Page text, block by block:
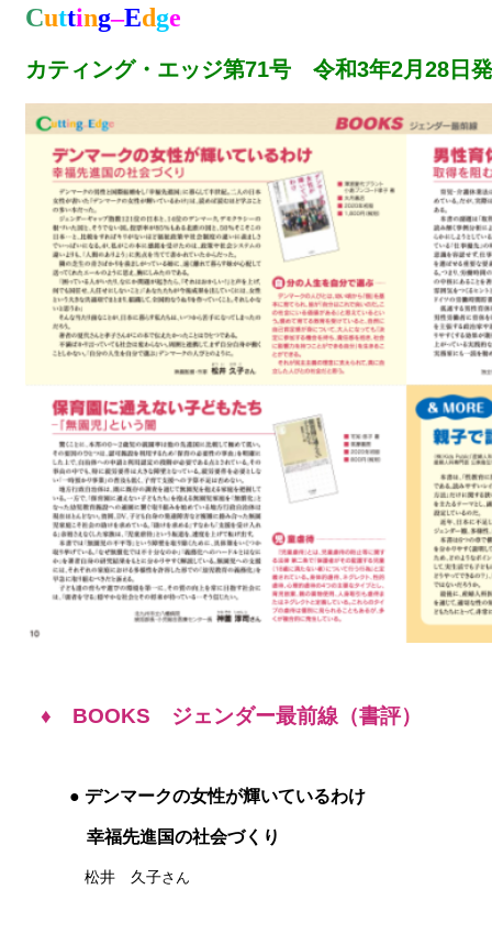
Cutting–Edge
カティング・エッジ第71号 令和3年2月28日
♦ BOOKS ジェンダー最前線（書評）
● デンマークの女性が輝いているわけ
幸福先進国の社会づくり
松井 久子さん